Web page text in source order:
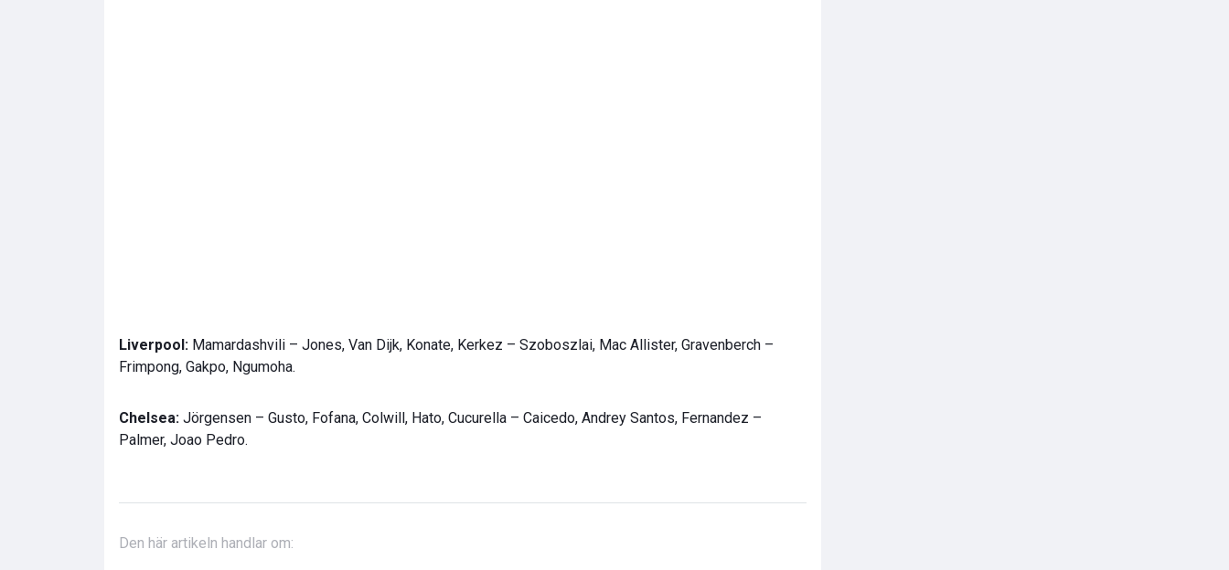
Liverpool: Mamardashvili – Jones, Van Dijk, Konate, Kerkez – Szoboszlai, Mac Allister, Gravenberch –
Frimpong, Gakpo, Ngumoha.
Chelsea: Jörgensen – Gusto, Fofana, Colwill, Hato, Cucurella – Caicedo, Andrey Santos, Fernandez –
Palmer, Joao Pedro.
Den här artikeln handlar om: